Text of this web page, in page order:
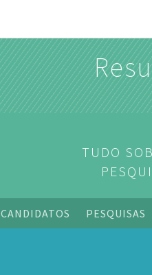
TUDO
CANDIDATOS PESQUISAS